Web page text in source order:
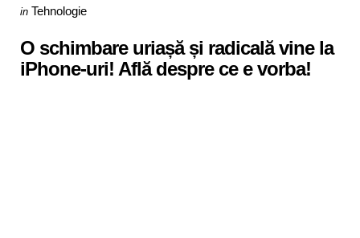
Categories
Posted
in Tehnologie
O schimbare uriașă și radicală vine la
iPhone-uri! Află despre ce e vorba!